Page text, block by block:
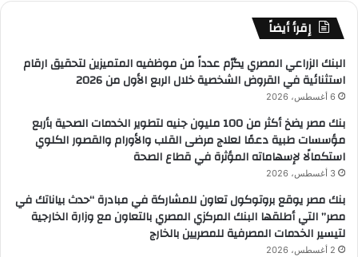
إقرأ أيضاً
البنك الزراعي المصري يكرّم عدداً من موظفيه المتميزين لتحقيق ارقام
استثنائية في القروض الشخصية خلال الربع الأول من 2026
6 أغسطس، 2026
بنك مصر يضخ أكثر من 100 مليون جنيه لتطوير الخدمات الصحية بأربع
مؤسسات طبية دعمًا لعلاج مرضى القلب والأورام والقصور الكلوي
استكمالًا لإسهاماته المؤثرة في قطاع الصحة
3 أغسطس، 2026
بنك مصر يوقع بروتوكول تعاون للمشاركة في مبادرة “حدث بياناتك في
مصر” التي أطلقها البنك المركزي المصري بالتعاون مع وزارة الخارجية
لتيسير الخدمات المصرفية للمصريين بالخارج
2 أغسطس، 2026